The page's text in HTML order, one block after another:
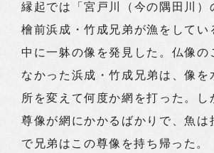
縁起では「宮戸川（今の隅田川）
檜前浜成・竹成兄弟が漁をしてい
中に一躰の像を発見した。仏像の
なかった浜成・竹成兄弟は、像を
所を変えて何度か網を打った。し
尊像が網にかかるばかりで、魚は
で兄弟はこの尊像を持ち帰った。